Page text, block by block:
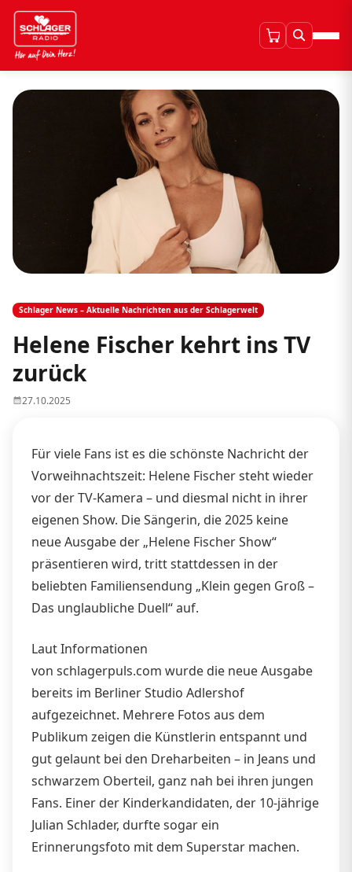
Schlager News – Aktuelle Nachrichten aus der Schlagerwelt
Helene Fischer kehrt ins TV
zurück
27.10.2025
Für viele Fans ist es die schönste Nachricht der
Vorweihnachtszeit: Helene Fischer steht wieder
vor der TV-Kamera – und diesmal nicht in ihrer
eigenen Show. Die Sängerin, die 2025 keine
neue Ausgabe der „Helene Fischer Show“
präsentieren wird, tritt stattdessen in der
beliebten Familiensendung „Klein gegen Groß –
Das unglaubliche Duell“ auf.
Laut Informationen
von schlagerpuls.com wurde die neue Ausgabe
bereits im Berliner Studio Adlershof
aufgezeichnet. Mehrere Fotos aus dem
Publikum zeigen die Künstlerin entspannt und
gut gelaunt bei den Dreharbeiten – in Jeans und
schwarzem Oberteil, ganz nah bei ihren jungen
Fans. Einer der Kinderkandidaten, der 10-jährige
Julian Schlader, durfte sogar ein
Erinnerungsfoto mit dem Superstar machen.